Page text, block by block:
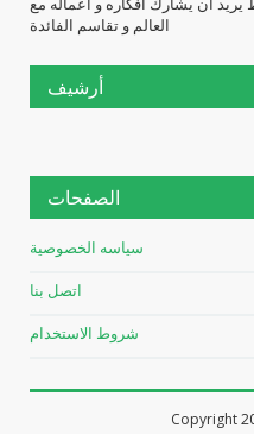
العالم و تقاسم الفائدة
أرشيف
الصفحات
سياسه الخصوصية
اتصل بنا
شروط الاستخدام
Copyright